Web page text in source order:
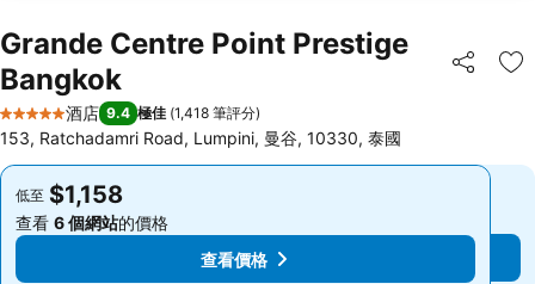
Grande Centre Point Prestige
Bangkok
分享 放
5 星級
酒店 9.4 極佳 (1,418 筆評分)
153, Ratchadamri Road, Lumpini, 曼谷, 10330, 泰國
低至 $1,158
查看 6 個網站的價格
查看價格
低至 $1,158
查看 6 個網站的價格
查看價格